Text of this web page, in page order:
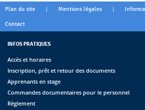
Plan du site | Mentions légales |
Contact
INFOS PRATIQUES
Accès et horaires
Inscription, prêt et retour des documents
Apprenants en stage
Commandes documentaires pour le personnel
Règlement